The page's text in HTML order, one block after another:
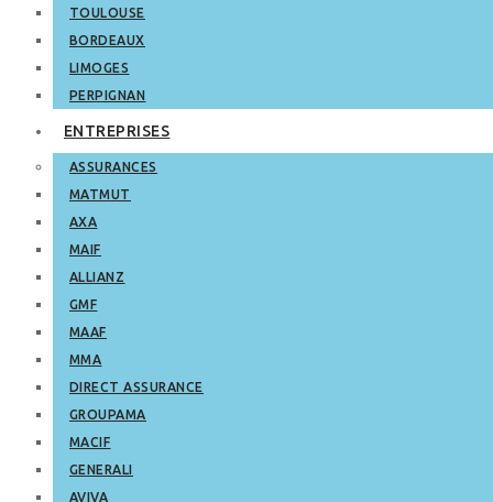
TOULOUSE
BORDEAUX
LIMOGES
PERPIGNAN
ENTREPRISES
ASSURANCES
MATMUT
AXA
MAIF
ALLIANZ
GMF
MAAF
MMA
DIRECT ASSURANCE
GROUPAMA
MACIF
GENERALI
AVIVA